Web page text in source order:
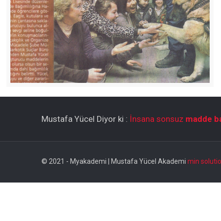
Mustafa Yücel Diyor ki : İnsana sonsuz madde
© 2021 - Myakademi | Mustafa Yücel Akademi min